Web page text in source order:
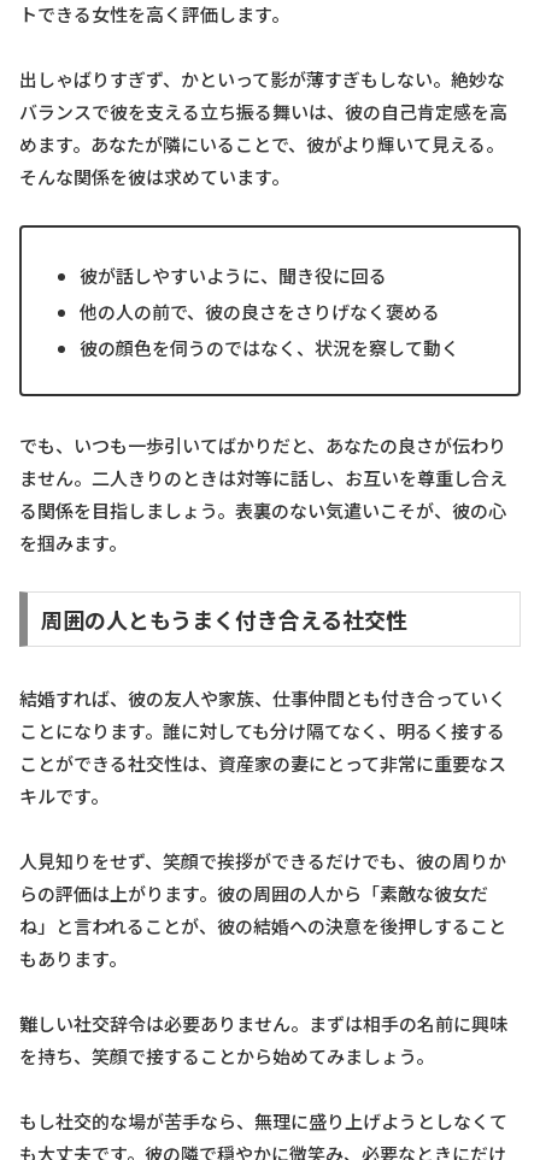
トできる女性を高く評価します。
出しゃばりすぎず、かといって影が薄すぎもしない。絶妙な
バランスで彼を支える立ち振る舞いは、彼の自己肯定感を高
めます。あなたが隣にいることで、彼がより輝いて見える。
そんな関係を彼は求めています。
彼が話しやすいように、聞き役に回る
他の人の前で、彼の良さをさりげなく褒める
彼の顔色を伺うのではなく、状況を察して動く
でも、いつも一歩引いてばかりだと、あなたの良さが伝わり
ません。二人きりのときは対等に話し、お互いを尊重し合え
る関係を目指しましょう。表裏のない気遣いこそが、彼の心
を掴みます。
周囲の人ともうまく付き合える社交性
結婚すれば、彼の友人や家族、仕事仲間とも付き合っていく
ことになります。誰に対しても分け隔てなく、明るく接する
ことができる社交性は、資産家の妻にとって非常に重要なス
キルです。
人見知りをせず、笑顔で挨拶ができるだけでも、彼の周りか
らの評価は上がります。彼の周囲の人から「素敵な彼女だ
ね」と言われることが、彼の結婚への決意を後押しすること
もあります。
難しい社交辞令は必要ありません。まずは相手の名前に興味
を持ち、笑顔で接することから始めてみましょう。
もし社交的な場が苦手なら、無理に盛り上げようとしなくて
も大丈夫です。彼の隣で穏やかに微笑み、必要なときにだけ